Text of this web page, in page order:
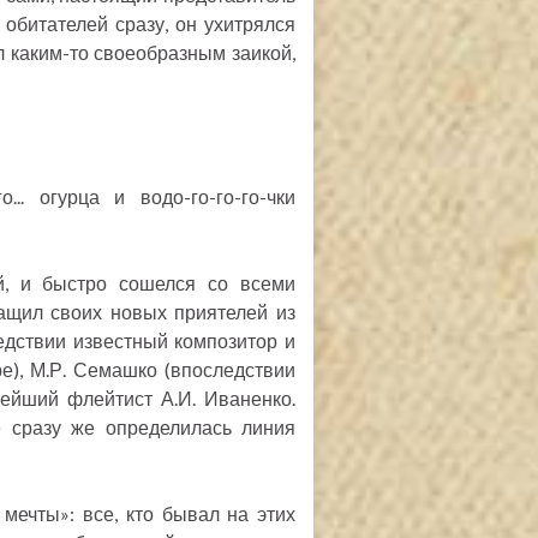
сразу, он ухитрялся
то своеобразным заикой,
огурца и водо-го-го-го-чки
и быстро сошелся со всеми
своих новых приятелей из
известный композитор и
М.Р. Семашко (впоследствии
флейтист А.И. Иваненко.
же определилась линия
все, кто бывал на этих